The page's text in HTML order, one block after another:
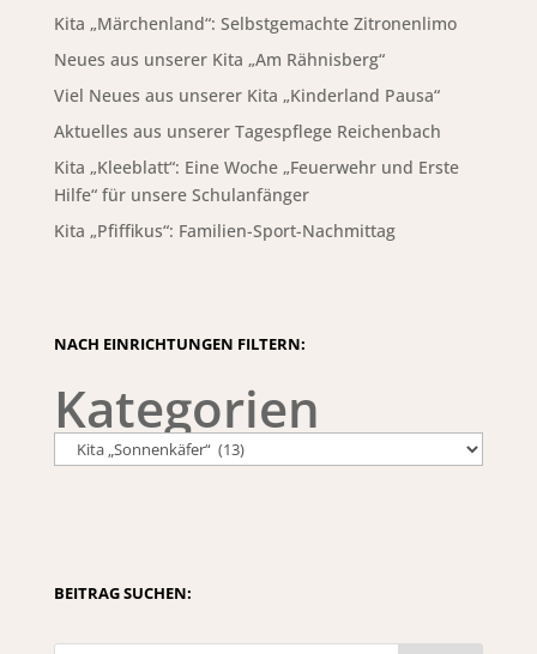
Kita „Märchenland“: Selbstgemachte Zitronenlimo
Neues aus unserer Kita „Am Rähnisberg“
Viel Neues aus unserer Kita „Kinderland Pausa“
Aktuelles aus unserer Tagespflege Reichenbach
Kita „Kleeblatt“: Eine Woche „Feuerwehr und Erste
Hilfe“ für unsere Schulanfänger
Kita „Pfiffikus“: Familien-Sport-Nachmittag
NACH EINRICHTUNGEN FILTERN:
Kategorien
BEITRAG SUCHEN: